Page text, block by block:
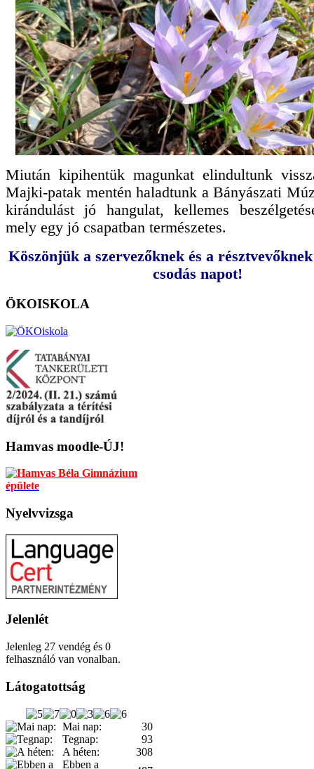
Miután kipihentük magunkat elindultunk
Majki-patak mentén haladtunk a Bányászati
kirándulást jó hangulat, kellemes
mely egy jó csapatban természetes.
Köszönjük a szervezőknek és a
csodás napot!
ÖKOISKOLA
Hamvas moodle-ÚJ!
Nyelvvizsga
Jelenlét
Jelenleg 27 vendég és 0
felhasználó van vonalban.
Látogatottság
Mai nap:
30
Tegnap:
93
A héten:
308
Ebben a